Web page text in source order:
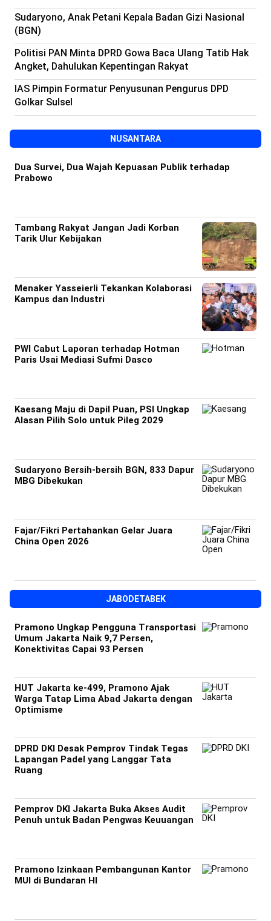
Sudaryono, Anak Petani Kepala Badan Gizi Nasional
(BGN)
Politisi PAN Minta DPRD Gowa Baca Ulang Tatib Hak
Angket, Dahulukan Kepentingan Rakyat
IAS Pimpin Formatur Penyusunan Pengurus DPD
Golkar Sulsel
NUSANTARA
Dua Survei, Dua Wajah Kepuasan Publik terhadap
Prabowo
Tambang Rakyat Jangan Jadi Korban
Tarik Ulur Kebijakan
Menaker Yasseierli Tekankan Kolaborasi
Kampus dan Industri
PWI Cabut Laporan terhadap Hotman
Paris Usai Mediasi Sufmi Dasco
Kaesang Maju di Dapil Puan, PSI Ungkap
Alasan Pilih Solo untuk Pileg 2029
Sudaryono Bersih-bersih BGN, 833 Dapur
MBG Dibekukan
Fajar/Fikri Pertahankan Gelar Juara
China Open 2026
JABODETABEK
Pramono Ungkap Pengguna Transportasi
Umum Jakarta Naik 9,7 Persen,
Konektivitas Capai 93 Persen
HUT Jakarta ke-499, Pramono Ajak
Warga Tatap Lima Abad Jakarta dengan
Optimisme
DPRD DKI Desak Pemprov Tindak Tegas
Lapangan Padel yang Langgar Tata
Ruang
Pemprov DKI Jakarta Buka Akses Audit
Penuh untuk Badan Pengwas Keuuangan
Pramono Izinkaan Pembangunan Kantor
MUI di Bundaran HI